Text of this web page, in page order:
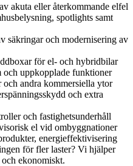
akuta eller återkommande elfel
spotlights samt
säkringar och modernisering av
för el- och hybridbilar
och uppkopplade funktioner
andra kommersiella ytor
och extra
och fastighetsunderhåll
el vid ombyggnationer
energieffektivisering
för fler laster? Vi hjälper
ekonomiskt.